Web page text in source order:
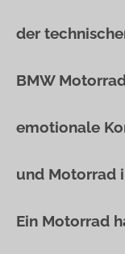
der
BMW
emotionale
und Motorrad
Ein Motorrad